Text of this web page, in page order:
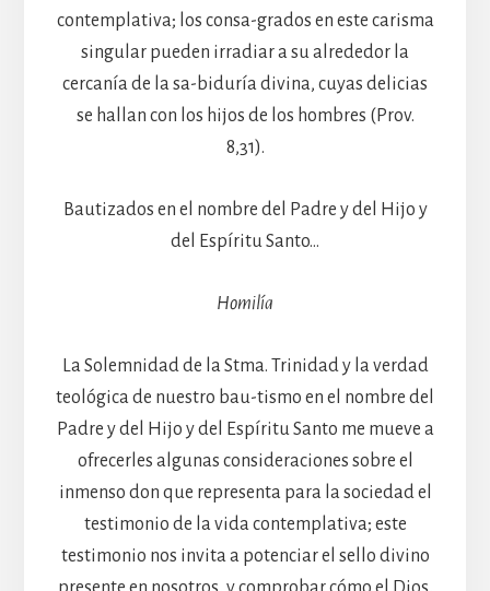
contemplativa; los consa-grados en este carisma
singular pueden irradiar a su alrededor la
cercanía de la sa-biduría divina, cuyas delicias
se hallan con los hijos de los hombres (Prov.
8,31).
Bautizados en el nombre del Padre y del Hijo y
del Espíritu Santo…
Homilía
La Solemnidad de la Stma. Trinidad y la verdad
teológica de nuestro bau-tismo en el nombre del
Padre y del Hijo y del Espíritu Santo me mueve a
ofrecerles algunas consideraciones sobre el
inmenso don que representa para la sociedad el
testimonio de la vida contemplativa; este
testimonio nos invita a potenciar el sello divino